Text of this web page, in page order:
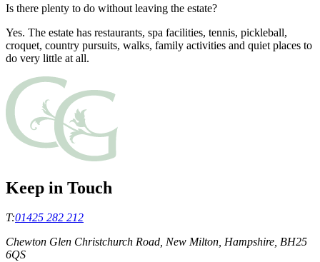
Is there plenty to do without leaving the estate? ​​​​‌ ‍ ​‍​‍‌‍ ‌ ​‍‌‍‍‌‌‍‌ ‌‍‍‌‌‍ ‍​‍​‍​ ‍‍​‍​‍‌ ​ ‌‍​‌‌‍ ‍‌‍‍‌‌ ‌​‌ ‍‌​‍ ‍‌‍‍‌‌‍ ​‍​‍​‍ ​​‍​‍‌‍‍​‌ ​‍‌‍‌‌‌‍‌‍​‍​‍​ ‍‍​‍​‍‌‍‍​‌ ‌​‌ ‌​‌ ​​‌ ​ ​ ‍‍​‍ ​‍ ‌‍ ​​‍ ‌‌‍​‌‌‍ ‍‌‍‌​​‍ ‌‌ ​‍​‍ ‌‌‍‍​‌‍ ‌ ‌​‌‍‌‌‌‍ ​‌ ​ ​‍ ‌‌ ​ ‌ ‌​‌ ‌‌‌‍‌​‌‍‍‌‌‍ ​‍ ‍‌ ‌‍‌‍‌‌‌ ​‍‌‍​ ‌‍‌‌‌‍ ​​‍ ‍‌‍​‌‌ ​​‌ ​​​‍ ‌‍‍‌‌‍ ‍‌ ‌​‌‍‌‌‌‍ ‍‌ ‌​​‍ ‌‍‌‌‌‍‌​‌‍‍‌‌ ‌​​‍ ‌‍ ‌‌‍ ‌‍‌​‌‍‌‌​ ‌‌ ​​‌ ​‍‌‍‌‌‌ ​ ‌‍‌‌‌‍ ‍‌ ‌​‌‍​‌‌ ‌​‌‍‍‌‌‍ ‌‍ ‍​ ‍ ‌‍‍‌‌‍‌​​ ‌‌‍​‌‌‍‌‌​ ‌​​ ‌‌​ ‍‌‌‍‌‍​ ​‌​ ‌‍​‍ ‌​ ​​​ ‌‌​ ‌ ‌‍​ ​‍ ‌​ ‌​​ ‍‌​ ‌‌​ ​‌​‍ ‌‌‍​‍‌‍​‍‌‍‌‌​ ‌​​‍ ‌​ ‌​​ ​​​ ​​‌‍‌‍​ ‍​​ ​​‌‍​‍‌‍‌​​ ​​​ ​​​ ​‌​ ‌​​ ‍ ‌ ‌​‌ ‍‌‌ ​​‌‍‌‌​ ‌‌‍‍​‌‍ ‌ ‌​‌‍‌‌‌‍ ​‌​‌‍‌‍​‌‌ ​‌​ ‍ ‌ ​​‌‍​‌‌ ‌​‌‍‍​​ ‌‌ ​‌‌ ‌‌‌‍‌‌‌ ​ ‌ ‌​‌‍‍‌‌‍ ‌‍ ‍​ ‌‍​‍‌‍​‌‌ ​ ‌‍‌‌‌‌‌‌‌ ​‍‌‍ ​​ ‌‌‍‍​‌ ‌​‌ ‌​‌ ​​‌ ​ ​‍‌‌​ ​ ‌​​‌​‍‌‌​ ​‍‌​‌‍​‍‌‌​ ​‍‌​‌‍‌‍ ​​‍ ‌‌‍​‌‌‍ ‍‌‍‌​​‍ ‌‌ ​‍​‍ ‌‌‍‍​‌‍ ‌ ‌​‌‍‌‌‌‍ ​‌ ​ ​‍ ‌‌ ​ ‌ ‌​‌ ‌‌‌‍‌​‌‍‍‌‌‍ ​‍ ‍‌ ‌‍‌‍‌‌‌ ​‍‌‍​ ‌‍‌‌‌‍ ​​‍ ‍‌‍​‌‌ ​​‌ ​​​‍‌‍‌‍‍‌‌‍‌​​ ‌‌‍​‌‌‍‌‌​ ‌​​ ‌‌​ ‍‌‌‍‌‍​ ​‌​ ‌‍​‍ ‌​ ​​​ ‌‌​ ‌ ‌‍​ ​‍ ‌​ ‌​​ ‍‌​ ‌‌​ ​‌​‍ ‌‌‍​‍‌‍​‍‌‍‌‌​ ‌​​‍ ‌​ ‌​​ ​​​ ​​‌‍‌‍​ ‍​​ ​​‌‍​‍‌‍‌​​ ​​​ ​​​ ​‌​ ‌​​‍‌‍‌ ‌​‌ ‍‌‌ ​​‌‍‌‌​ ‌‌‍‍​‌‍ ‌ ‌​‌‍‌‌‌‍ ​‌​‌‍‌‍​‌‌ ​‌​‍‌‍‌ ​​‌‍​‌‌ ‌​‌‍‍​​ ‌‌ ​‌‌ ‌‌‌‍‌‌‌ ​ ‌ ‌​‌‍‍‌‌‍ ‌‍ ‍​‍‌‍‌ ​​‌‍‌‌‌ ​‍‌ ​ ‌ ​​‌‍‌‌‌‍​ ‌ ‌​‌‍‍‌‌ ‌‍‌‍‌‌​ ‌‌ ​​‌ ‌‌‌‍​‍‌‍ ​‌‍‍‌‌ ​ ‌‍‍​‌‍‌‌‌‍‌​​‍​‍‌ ‌
Yes. The estate has restaurants, spa facilities, tennis, pickleball,
croquet, country pursuits, walks, family activities and quiet places to
do very little at all.​​​​‌ ‍ ​‍​‍‌‍ ‌ ​‍‌‍‍‌‌‍‌ ‌‍‍‌‌‍ ‍​‍​‍​ ‍‍​‍​‍‌ ​ ‌‍​‌‌‍ ‍‌‍‍‌‌ ‌​‌ ‍‌​‍ ‍‌‍‍‌‌‍ ​‍​‍​‍ ​​‍​‍‌‍‍​‌ ​‍‌‍‌‌‌‍‌‍​‍​‍​ ‍‍​‍​‍‌‍‍​‌ ‌​‌ ‌​‌ ​​‌ ​ ​ ‍‍​‍ ​‍ ‌‍ ​​‍ ‌‌‍​‌‌‍ ‍‌‍‌​​‍ ‌‌ ​‍​‍ ‌‌‍‍​‌‍ ‌ ‌​‌‍‌‌‌‍ ​‌ ​ ​‍ ‌‌ ​ ‌ ‌​‌ ‌‌‌‍‌​‌‍‍‌‌‍ ​‍ ‍‌ ‌‍‌‍‌‌‌ ​‍‌‍​ ‌‍‌‌‌‍ ​​‍ ‍‌‍​‌‌ ​​‌ ​​​‍ ‌‍‍‌‌‍ ‍‌ ‌​‌‍‌‌‌‍ ‍‌ ‌​​‍ ‌‍‌‌‌‍‌​‌‍‍‌‌ ‌​​‍ ‌‍ ‌‌‍ ‌‍‌​‌‍‌‌​ ‌‌ ​​‌ ​‍‌‍‌‌‌ ​ ‌‍‌‌‌‍ ‍‌ ‌​‌‍​‌‌ ‌​‌‍‍‌‌‍ ‌‍ ‍​ ‍ ‌‍‍‌‌‍‌​​ ‌‌‍​‌‌‍‌‌​ ‌​​ ‌‌​ ‍‌‌‍‌‍​ ​‌​ ‌‍​‍ ‌​ ​​​ ‌‌​ ‌ ‌‍​ ​‍ ‌​ ‌​​ ‍‌​ ‌‌​ ​‌​‍ ‌‌‍​‍‌‍​‍‌‍‌‌​ ‌​​‍ ‌​ ‌​​ ​​​ ​​‌‍‌‍​ ‍​​ ​​‌‍​‍‌‍‌​​ ​​​ ​​​ ​‌​ ‌​​ ‍ ‌ ‌​‌ ‍‌‌ ​​‌‍‌‌​ ‌‌‍‍​‌‍ ‌ ‌​‌‍‌‌‌‍ ​‌​‌‍‌‍​‌‌ ​‌​ ‍ ‌ ​​‌‍​‌‌ ‌​‌‍‍​​ ‌‌‍​‌‌‍ ‍‌ ​ ‌ ‌ ‌‍‌‌‌ ​‍​‍‌‌​ ‌‌‌​​‍‌‌ ‌‍‍ ‌‍‌‌‌ ‍‌​‍‌‌​ ​ ‌​‌​​‍‌‌​ ​ ‌​‌​​‍‌‌​ ​‍​ ​‍​ ​​‌‍‌‌‌‍‌‍‌‍​‌​ ‍‌​ ‌ ‌‍‌‍​ ‌ ​ ‌​​ ‌‌​ ‍​​ ‌‌​‍‌‌​ ​‍​ ​‍​‍‌‌​ ‌‌‌​‌​​‍ ‍‌‍​ ‌‍‍​‌‍‍‌‌‍ ​‌‍‌​‌ ​‍‌‍‌‌‌‍ ‍​‍‌‌​ ‌‌‌​​‍‌‌ ‌‍‍ ‌‍‌‌‌ ‍‌​‍‌‌​ ​ ‌​‌​​‍‌‌​ ​ ‌​‌​​‍‌‌​ ​‍​ ​‍​ ​​​ ​‍​ ‌‌​ ‍‌​ ​ ​ ‌ ​ ‌‌‌‍​‍​ ‍‌​ ​ ‌‍‌‍​ ​​​‍‌‌​ ​‍​ ​‍​‍‌‌​ ‌‌‌​‌​​‍ ‍‌ ‌​‌‍‌‌‌ ‍​‌ ‌​​ ‌‍​‍‌‍​‌‌ ​ ‌‍‌‌‌‌‌‌‌ ​‍‌‍ ​​ ‌‌‍‍​‌ ‌​‌ ‌​‌ ​​‌ ​ ​‍‌‌​ ​ ‌​​‌​‍‌‌​ ​‍‌​‌‍​‍‌‌​ ​‍‌​‌‍‌‍ ​​‍ ‌‌‍​‌‌‍ ‍‌‍‌​​‍ ‌‌ ​‍​‍ ‌‌‍‍​‌‍ ‌ ‌​‌‍‌‌‌‍ ​‌ ​ ​‍ ‌‌ ​ ‌ ‌​‌ ‌‌‌‍‌​‌‍‍‌‌‍ ​‍ ‍‌ ‌‍‌‍‌‌‌ ​‍‌‍​ ‌‍‌‌‌‍ ​​‍ ‍‌‍​‌‌ ​​‌ ​​​‍‌‍‌‍‍‌‌‍‌​​ ‌‌‍​‌‌‍‌‌​ ‌​​ ‌‌​ ‍‌‌‍‌‍​ ​‌​ ‌‍​‍ ‌​ ​​​ ‌‌​ ‌ ‌‍​ ​‍ ‌​ ‌​​ ‍‌​ ‌‌​ ​‌​‍ ‌‌‍​‍‌‍​‍‌‍‌‌​ ‌​​‍ ‌​ ‌​​ ​​​ ​​‌‍‌‍​ ‍​​ ​​‌‍​‍‌‍‌​​ ​​​ ​​​ ​‌​ ‌​​‍‌‍‌ ‌​‌ ‍‌‌ ​​‌‍‌‌​ ‌‌‍‍​‌‍ ‌ ‌​‌‍‌‌‌‍ ​‌​‌‍‌‍​‌‌ ​‌​‍‌‍‌ ​​‌‍​‌‌ ‌​‌‍‍​​ ‌‌‍​‌‌‍ ‍‌ ​ ‌ ‌ ‌‍‌‌‌ ​‍​‍‌‌​ ‌‌‌​​‍‌‌ ‌‍‍ ‌‍‌‌‌ ‍‌​‍‌‌​ ​ ‌​‌​​‍‌‌​ ​ ‌​‌​​‍‌‌​ ​‍​ ​‍​ ​​‌‍‌‌‌‍‌‍‌‍​‌​ ‍‌​ ‌ ‌‍‌‍​ ‌ ​ ‌​​ ‌‌​ ‍​​ ‌‌​‍‌‌​ ​‍​ ​‍​‍‌‌​ ‌‌‌​‌​​‍ ‍‌‍​ ‌‍‍​‌‍‍‌‌‍ ​‌‍‌​‌ ​‍‌‍‌‌‌‍ ‍​‍‌‌​ ‌‌‌​​‍‌‌ ‌‍‍ ‌‍‌‌‌ ‍‌​‍‌‌​ ​ ‌​‌​​‍‌‌​ ​ ‌​‌​​‍‌‌​ ​‍​ ​‍​ ​​​ ​‍​ ‌‌​ ‍‌​ ​ ​ ‌ ​ ‌‌‌‍​‍​ ‍‌​ ​ ‌‍‌‍​ ​​​‍‌‌​ ​‍​ ​‍​‍‌‌​ ‌‌‌​‌​​‍ ‍‌ ‌​‌‍‌‌‌ ‍​‌ ‌​​‍‌‍‌ ​​‌‍‌‌‌ ​‍‌ ​ ‌ ​​‌‍‌‌‌‍​ ‌ ‌​‌‍‍‌‌ ‌‍‌‍‌‌​ ‌‌ ​​‌ ‌‌‌‍​‍‌‍ ​‌‍‍‌‌ ​ ‌‍‍​‌‍‌‌‌‍‌​​‍​‍‌ ‌
Keep in Touch
T:01425 282 212
Chewton Glen Christchurch Road, New Milton, Hampshire, BH25
6QS